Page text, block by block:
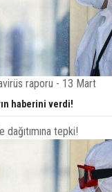
raporu - 13 Mart
haberini verdi!
dağıtımına tepki!